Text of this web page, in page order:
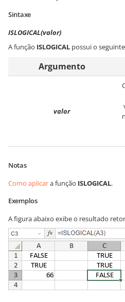
Sintaxe
ISLOGICAL(valor)
A função ISLOGICAL possui o
Argumento
valor
Notas
Como aplicara função ISLOGICAL.
Exemplos
A figura abaixo exibe o resultado